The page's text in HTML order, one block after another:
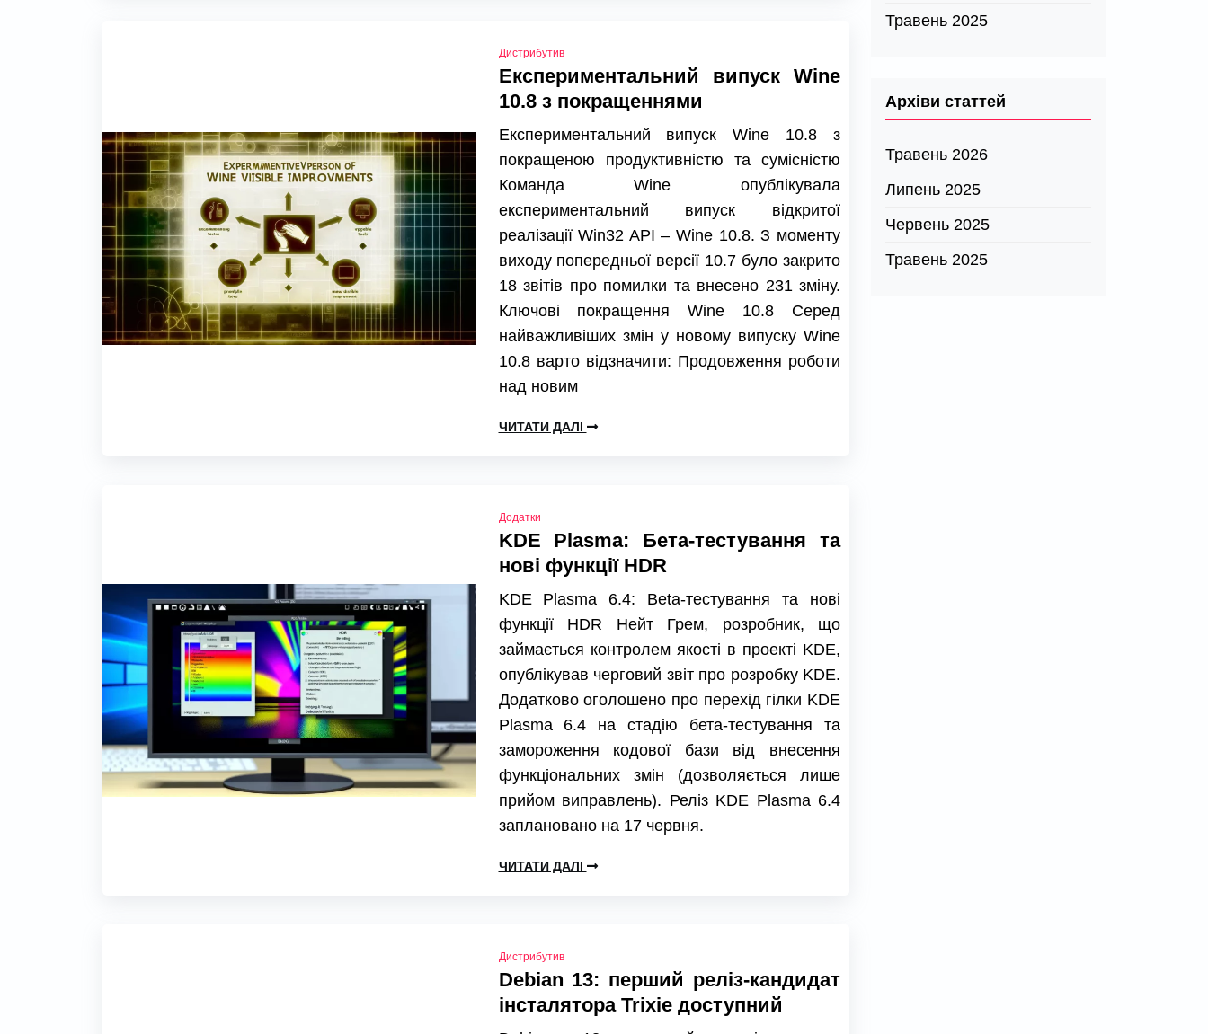
Дистрибутив
Експериментальний випуск Wine
10.8 з покращеннями
Експериментальний випуск Wine 10.8 з
покращеною продуктивністю та сумісністю
Команда Wine опублікувала
експериментальний випуск відкритої
реалізації Win32 API – Wine 10.8. З моменту
виходу попередньої версії 10.7 було закрито
18 звітів про помилки та внесено 231 зміну.
Ключові покращення Wine 10.8 Серед
найважливіших змін у новому випуску Wine
10.8 варто відзначити: Продовження роботи
над новим
ЧИТАТИ ДАЛІ
Додатки
KDE Plasma: Бета-тестування та
нові функції HDR
KDE Plasma 6.4: Beta-тестування та нові
функції HDR Нейт Грем, розробник, що
займається контролем якості в проекті KDE,
опублікував черговий звіт про розробку KDE.
Додатково оголошено про перехід гілки KDE
Plasma 6.4 на стадію бета-тестування та
замороження кодової бази від внесення
функціональних змін (дозволяється лише
прийом виправлень). Реліз KDE Plasma 6.4
заплановано на 17 червня.
ЧИТАТИ ДАЛІ
Дистрибутив
Debian 13: перший реліз-кандидат
інсталятора Trixie доступний
Травень 2025
Архіви статтей
Травень 2026
Липень 2025
Червень 2025
Травень 2025